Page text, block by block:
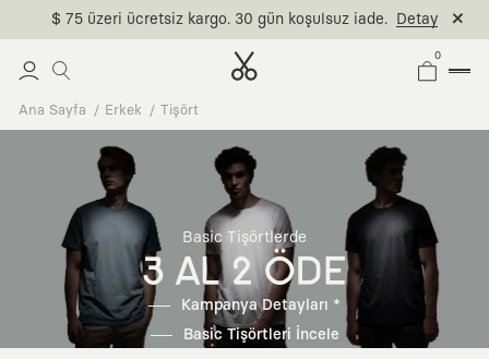
$ 75 üzeri ücretsiz kargo. 30 gün koşulsuz iade. Detay
0
Ana Sayfa Erkek Tişört
Basic Tişörtlerde
3 AL 2 ÖDE
Kampanya Detayları *
Basic Tişörtleri İncele